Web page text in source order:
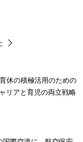
休の積極活用のための
リアと育児の両立戦略